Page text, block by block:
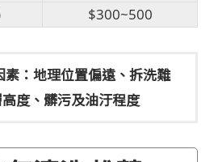
$300~500
素：地理位置偏遠、拆洗難
度、髒污及油汙程度